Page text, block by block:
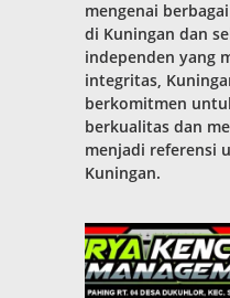
mengenai
di Kuningan dan
independen yang
integritas,
berkomitmen
berkualitas dan
menjadi referensi
Kuningan.